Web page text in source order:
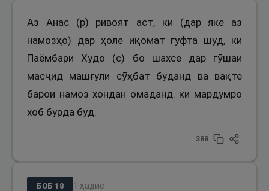
Аз Анас (р) ривоят аст, ки (дар яке аз
намозҳо) дар ҳоле иқомат гуфта шуд, ки
Паёмбари Худо (с) бо шахсе дар гӯшаи
масҷид машғули сӯҳбат буданд ва вақте
барои намоз хондан омаданд. ки мардумро
хоб бурда буд.
388
БОБ 18 1 ҳадис